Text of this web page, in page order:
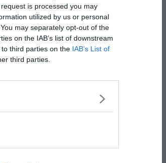
is processed you may
utilized by us or personal
may separately opt-out of the
on the IAB’s list of downstream
third parties on the IAB’s List of
third parties.